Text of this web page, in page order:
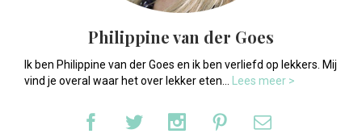
Philippine van der Goes
Ik ben Philippine van der Goes en ik ben verliefd op lekkers. Mij
vind je overal waar het over lekker eten...
Lees meer >